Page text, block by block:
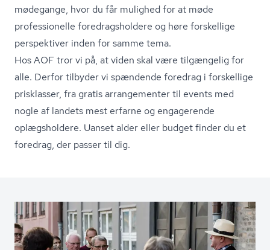
mødegange, hvor du får mulighed for at møde
professionelle fored­rags­hol­de­re og høre forskellige
perspektiver inden for samme tema.
Hos AOF tror vi på, at viden skal være tilgængelig for
alle. Derfor tilbyder vi spændende foredrag i forskellige
prisklasser, fra gratis arrangementer til events med
nogle af landets mest erfarne og engagerende
oplægsholdere. Uanset alder eller budget finder du et
foredrag, der passer til dig.